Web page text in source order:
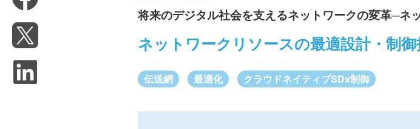
将来のデジタル社会を支えるネットワークの変革─ネ
ネットワークリソースの最適設計・制御
伝送網 最適化 クラウドネイティブSDx制御